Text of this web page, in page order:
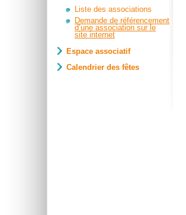
Liste des associations
Demande de référencement
d’une association sur le
site internet
Espace associatif
Calendrier des fêtes